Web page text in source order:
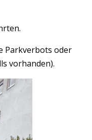
Parkverbots oder
vorhanden).